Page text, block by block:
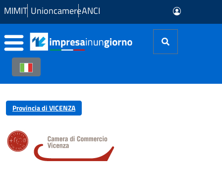
Skip to Main Content
MIMIT UnioncamereANCI
Provincia di VICENZA